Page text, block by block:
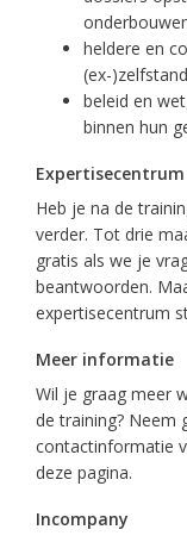
heldere en
(ex-
beleid en
binnen hun
Heb je na de
verder. Tot drie
gratis als we je
beantwoorden.
expertisecentrum
Meer informatie
Wil je graag meer
de training? Neem
contactinformatie
deze pagina.
Incompany